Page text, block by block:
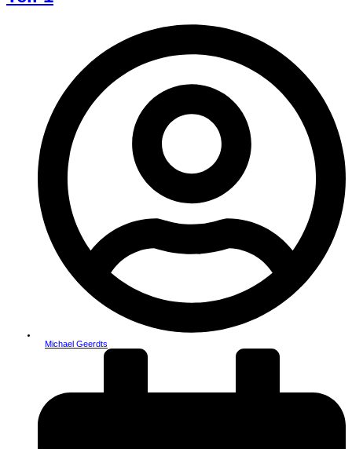
Michael Geerdts